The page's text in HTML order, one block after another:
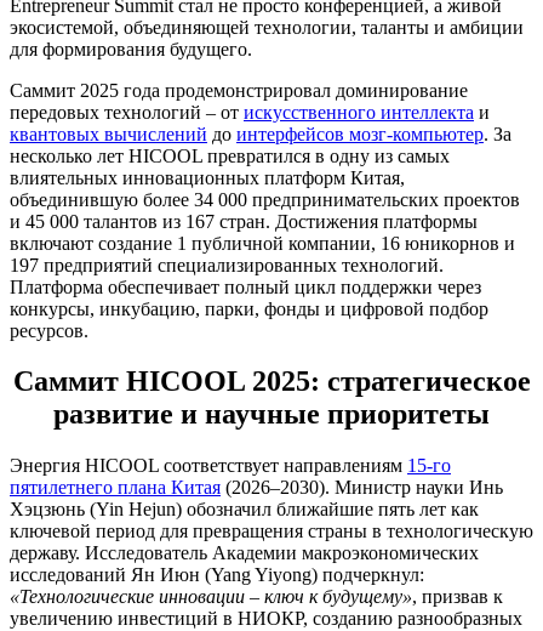
Entrepreneur Summit стал не просто конференцией, а живой
экосистемой, объединяющей технологии, таланты и амбиции
для формирования будущего.
Саммит 2025 года продемонстрировал доминирование
передовых технологий – от искусственного интеллекта и
квантовых вычислений до интерфейсов мозг-компьютер. За
несколько лет HICOOL превратился в одну из самых
влиятельных инновационных платформ Китая,
объединившую более 34 000 предпринимательских проектов
и 45 000 талантов из 167 стран. Достижения платформы
включают создание 1 публичной компании, 16 юникорнов и
197 предприятий специализированных технологий.
Платформа обеспечивает полный цикл поддержки через
конкурсы, инкубацию, парки, фонды и цифровой подбор
ресурсов.
Саммит HICOOL 2025: стратегическое
развитие и научные приоритеты
Энергия HICOOL соответствует направлениям 15-го
пятилетнего плана Китая (2026–2030). Министр науки Инь
Хэцзюнь (Yin Hejun) обозначил ближайшие пять лет как
ключевой период для превращения страны в технологическую
державу. Исследователь Академии макроэкономических
исследований Ян Июн (Yang Yiyong) подчеркнул:
«Технологические инновации – ключ к будущему», призвав к
увеличению инвестиций в НИОКР, созданию разнообразных